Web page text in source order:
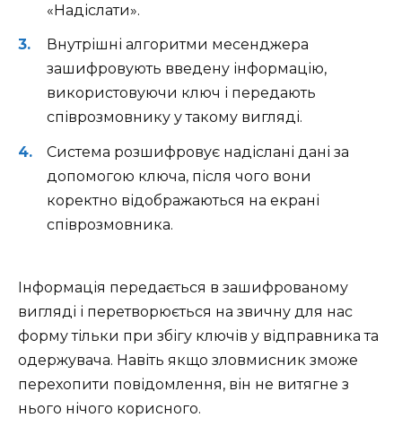
«Надіслати».
Внутрішні алгоритми месенджера
зашифровують введену інформацію,
використовуючи ключ і передають
співрозмовнику у такому вигляді.
Система розшифровує надіслані дані за
допомогою ключа, після чого вони
коректно відображаються на екрані
співрозмовника.
Інформація передається в зашифрованому
вигляді і перетворюється на звичну для нас
форму тільки при збігу ключів у відправника та
одержувача. Навіть якщо зловмисник зможе
перехопити повідомлення, він не витягне з
нього нічого корисного.